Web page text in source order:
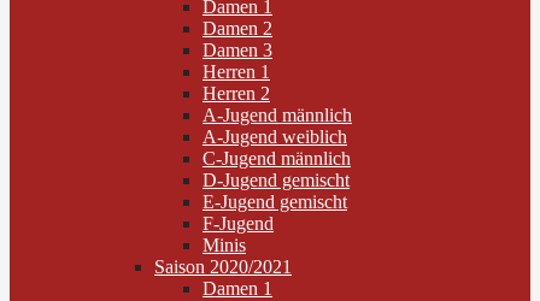
Damen 1
Damen 2
Damen 3
Herren 1
Herren 2
A-Jugend männlich
A-Jugend weiblich
C-Jugend männlich
D-Jugend gemischt
E-Jugend gemischt
F-Jugend
Minis
Saison 2020/2021
Damen 1